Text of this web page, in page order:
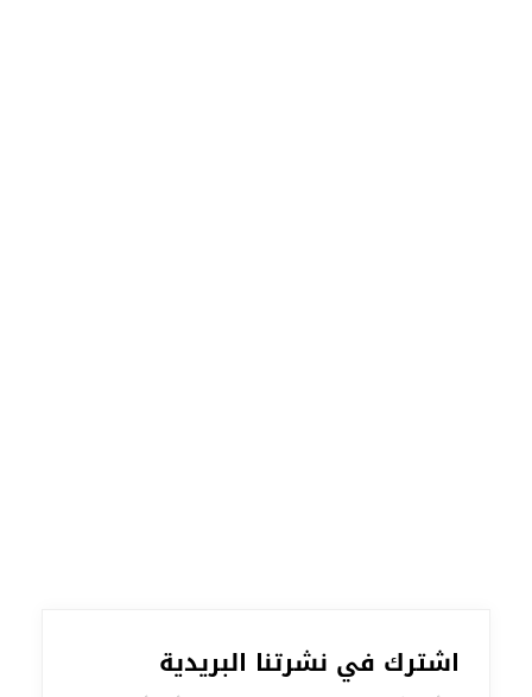
اشترك في نشرتنا البريدية